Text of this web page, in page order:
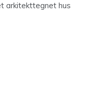
arkitekttegnet hus